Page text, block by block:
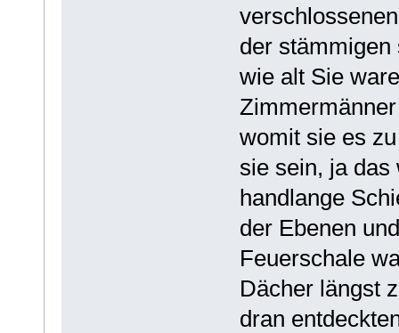
der
wie alt Sie
womit sie es
sie sein, ja
handlange
der Ebenen
Feuerschale
Dächer längst
dran